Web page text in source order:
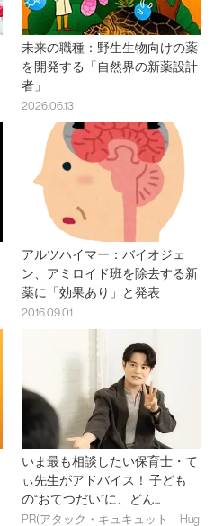
未来の職種：野生生物向けの薬
を開発する「自然界の新薬設計
者」
2026.06.13
アルツハイマー：バイオジェ
ン、アミロイド班を除去する新
薬に「効果あり」と発表
2016.09.01
いま最も相談したい保育士・て
ぃ先生がアドバイス！ 子ども
の“おてつだい”に、どん...
PR(アタック・キュキュット｜Hug